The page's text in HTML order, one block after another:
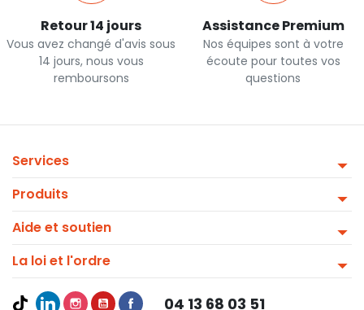
Retour 14 jours
Vous avez changé d'avis sous
14 jours, nous vous
remboursons
Assistance Premium
Nos équipes sont à votre
écoute pour toutes vos
questions
Services
Produits
Aide et soutien
La loi et l'ordre
04 13 68 03 51